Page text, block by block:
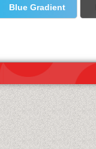
Blue Gradient